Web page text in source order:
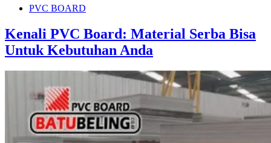
PVC BOARD
Kenali PVC Board: Material Serba Bisa
Untuk Kebutuhan Anda